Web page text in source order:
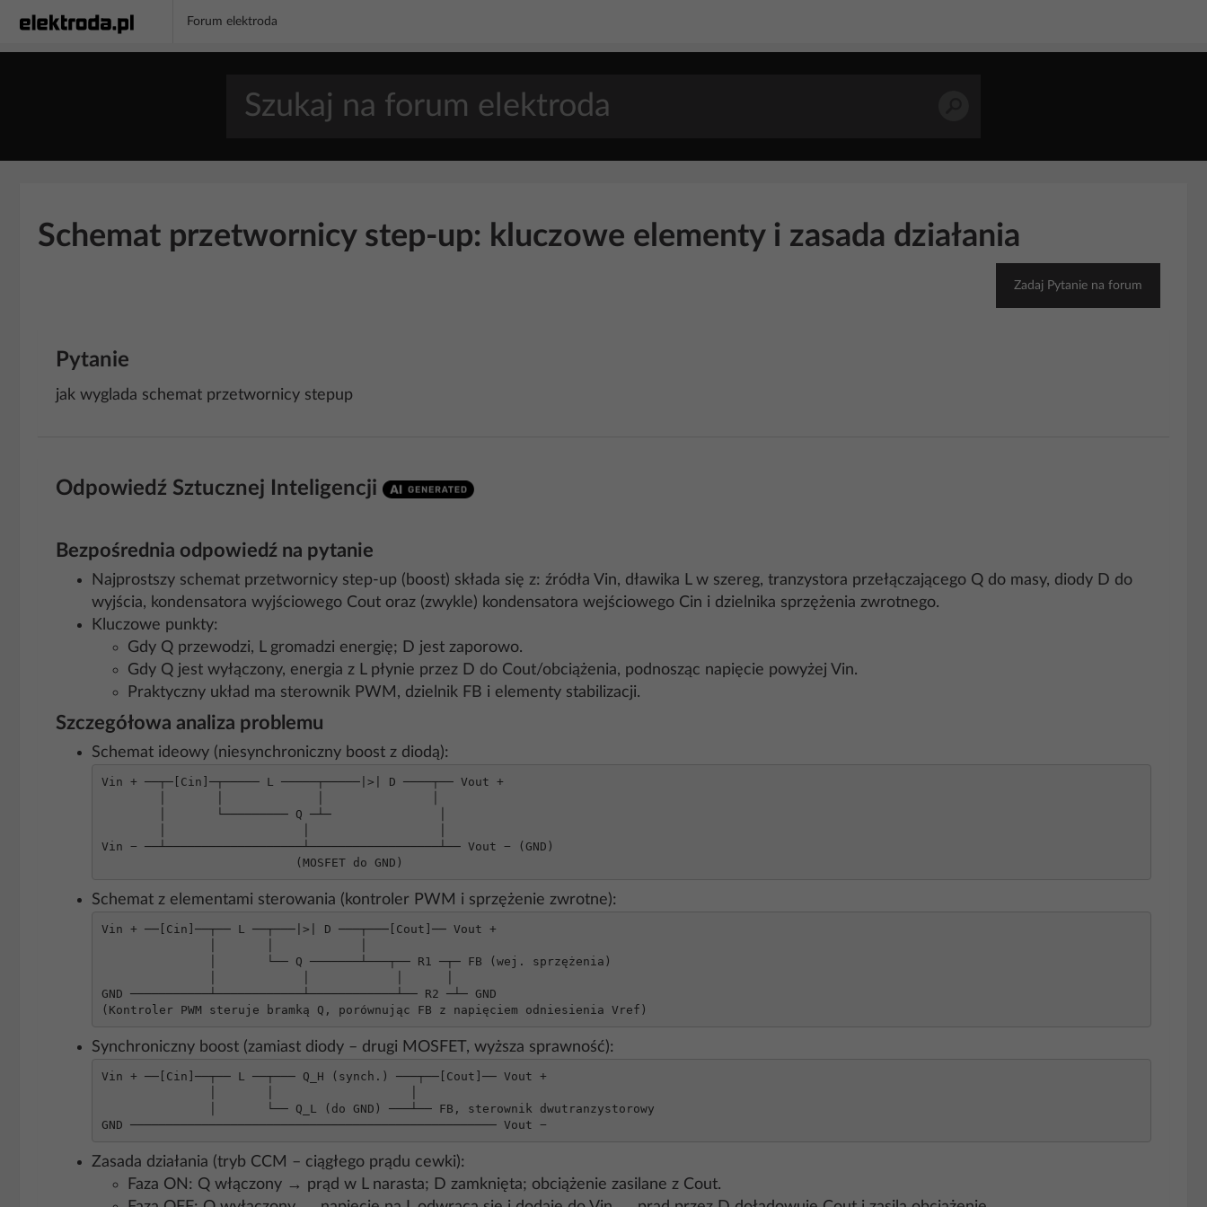
Forum elektroda
Schemat przetwornicy step-up: kluczowe elementy i zasada działania
Zadaj Pytanie na forum
Pytanie
jak wyglada schemat przetwornicy stepup
Odpowiedź Sztucznej Inteligencji
Bezpośrednia odpowiedź na pytanie
Najprostszy schemat przetwornicy step‑up (boost) składa się z: źródła Vin, dławika L w szereg, tranzystora przełączającego Q do masy, diody D do
wyjścia, kondensatora wyjściowego Cout oraz (zwykle) kondensatora wejściowego Cin i dzielnika sprzężenia zwrotnego.
Kluczowe punkty:
Gdy Q przewodzi, L gromadzi energię; D jest zaporowo.
Gdy Q jest wyłączony, energia z L płynie przez D do Cout/obciążenia, podnosząc napięcie powyżej Vin.
Praktyczny układ ma sterownik PWM, dzielnik FB i elementy stabilizacji.
Szczegółowa analiza problemu
Schemat ideowy (niesynchroniczny boost z diodą):
Vin + ──┬─[Cin]─┬───── L ─────┬─────|>| D ────┬── Vout +
Vin − ──┴───────────────────┴──────────────────┴── Vout − (GND)
                           (MOSFET do GND)
Schemat z elementami sterowania (kontroler PWM i sprzężenie zwrotne):
Vin + ──[Cin]──┬── L ──┬───|>| D ───┬───[Cout]── Vout +
GND ───────────┴────────────┴────────────┴── R2 ─┴─ GND
(Kontroler PWM steruje bramką Q, porównując FB z napięciem odniesienia Vref)
Synchroniczny boost (zamiast diody – drugi MOSFET, wyższa sprawność):
Vin + ──[Cin]──┬── L ──┬─── Q_H (synch.) ───┬──[Cout]── Vout +
GND ─────────────────────────────────────────────────── Vout −
Zasada działania (tryb CCM – ciągłego prądu cewki):
Faza ON: Q włączony → prąd w L narasta; D zamknięta; obciążenie zasilane z Cout.